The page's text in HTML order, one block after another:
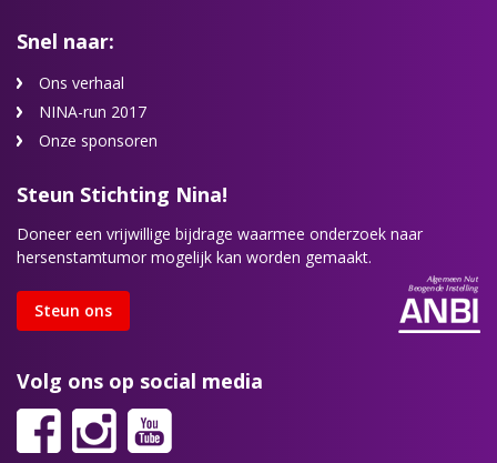
Snel naar:
Ons verhaal
NINA-run 2017
Onze sponsoren
Steun Stichting Nina!
Doneer een vrijwillige bijdrage waarmee onderzoek naar
hersenstamtumor mogelijk kan worden gemaakt.
Steun ons
Volg ons op social media